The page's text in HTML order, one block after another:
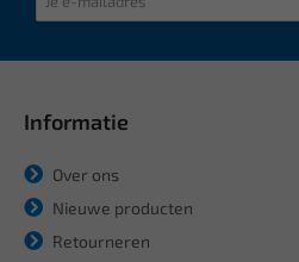
Informatie
Over ons
Nieuwe producten
Retourneren